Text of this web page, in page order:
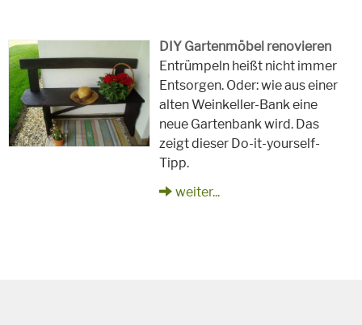
DIY Gartenmöbel renovieren
Entrümpeln heißt nicht immer
Entsorgen. Oder: wie aus einer
alten Weinkeller-Bank eine
neue Gartenbank wird. Das
zeigt dieser Do-it-yourself-
Tipp.
weiter...